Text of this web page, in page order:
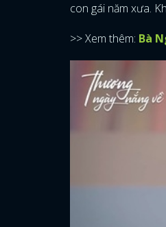
con gái năm xưa.
>> Xem thêm: Bà